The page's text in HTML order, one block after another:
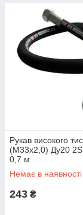
Рукав високого
(М33х2,0) Ду20
0,7 м
Немає в наявності
243 ₴